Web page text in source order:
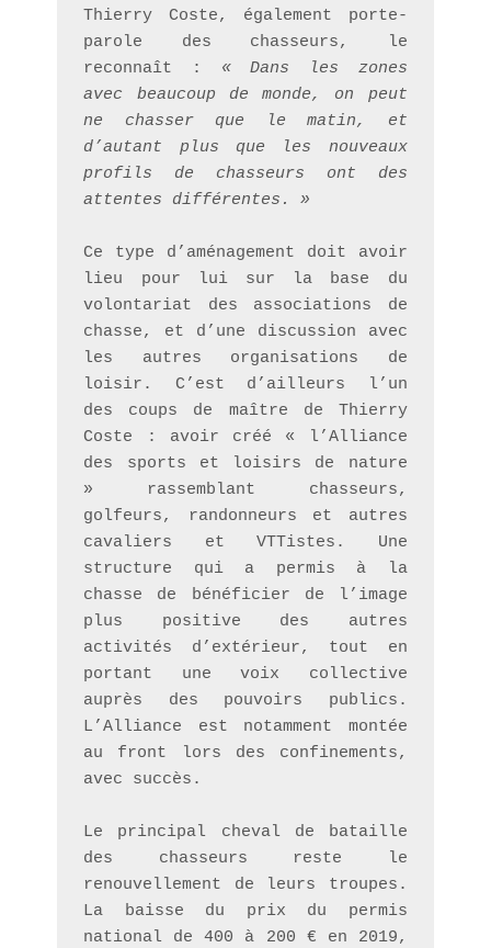
Thierry Coste, également porte-
parole des chasseurs, le
reconnaît : « Dans les zones
avec beaucoup de monde, on peut
ne chasser que le matin, et
d’autant plus que les nouveaux
profils de chasseurs ont des
attentes différentes. »
Ce type d’aménagement doit avoir
lieu pour lui sur la base du
volontariat des associations de
chasse, et d’une discussion avec
les autres organisations de
loisir. C’est d’ailleurs l’un
des coups de maître de Thierry
Coste : avoir créé « l’Alliance
des sports et loisirs de nature
» rassemblant chasseurs,
golfeurs, randonneurs et autres
cavaliers et VTTistes. Une
structure qui a permis à la
chasse de bénéficier de l’image
plus positive des autres
activités d’extérieur, tout en
portant une voix collective
auprès des pouvoirs publics.
L’Alliance est notamment montée
au front lors des confinements,
avec succès.
Le principal cheval de bataille
des chasseurs reste le
renouvellement de leurs troupes.
La baisse du prix du permis
national de 400 à 200 € en 2019,